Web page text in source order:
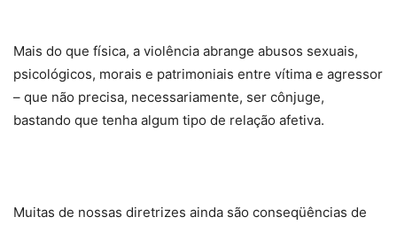
Mais do que física, a violência abrange abusos sexuais,
psicológicos, morais e patrimoniais entre vítima e agressor
– que não precisa, necessariamente, ser cônjuge,
bastando que tenha algum tipo de relação afetiva.
Muitas de nossas diretrizes ainda são conseqüências de